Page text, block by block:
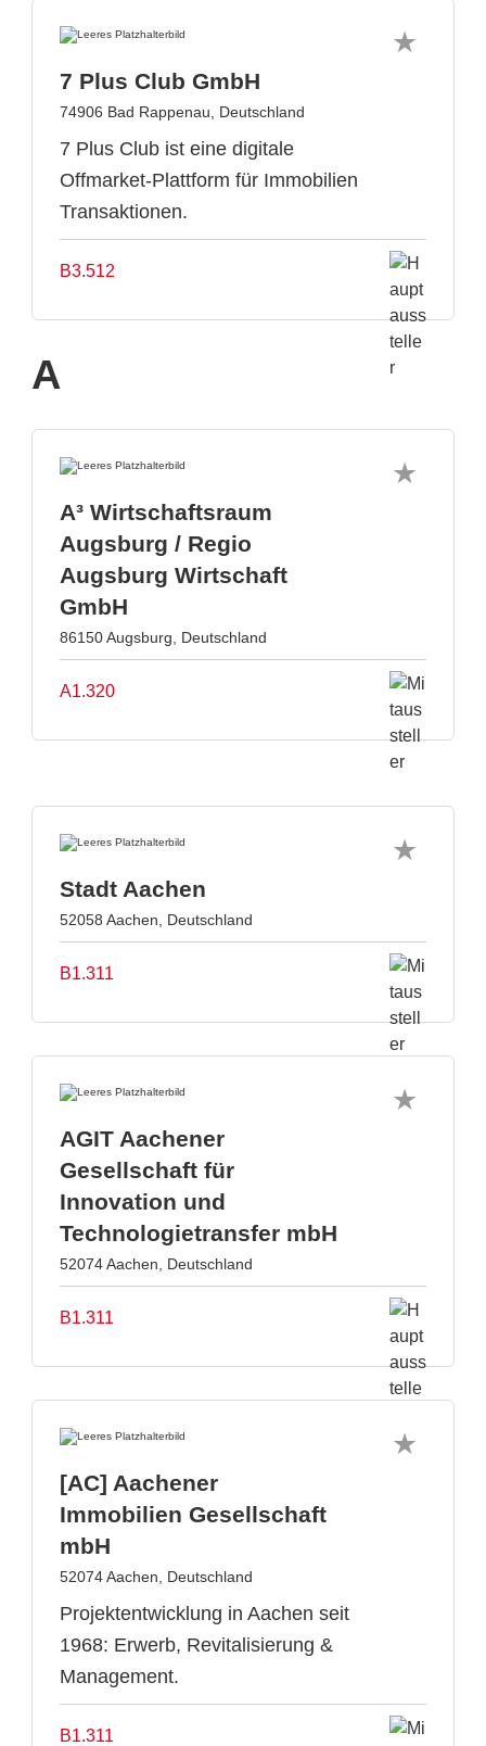
7 Plus Club GmbH
74906 Bad Rappenau, Deutschland
7 Plus Club ist eine digitale
Offmarket-Plattform für Immobilien
Transaktionen.
B3.512
A
A³ Wirtschaftsraum
Augsburg / Regio
Augsburg Wirtschaft
GmbH
86150 Augsburg, Deutschland
A1.320
Stadt Aachen
52058 Aachen, Deutschland
B1.311
AGIT Aachener
Gesellschaft für
Innovation und
Technologietransfer mbH
52074 Aachen, Deutschland
B1.311
[AC] Aachener
Immobilien Gesellschaft
mbH
52074 Aachen, Deutschland
Projektentwicklung in Aachen seit
1968: Erwerb, Revitalisierung &
Management.
B1.311